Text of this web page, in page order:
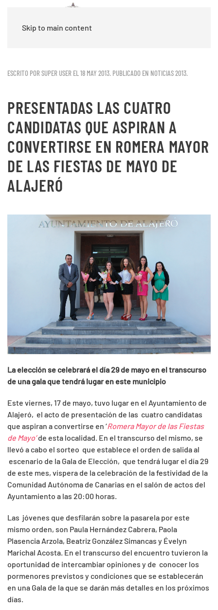
Skip to main content
ESCRITO POR SUPER USER EL18 MAY 2013. PUBLICADO EN NOTICIAS 2013.
PRESENTADAS LAS CUATRO
CANDIDATAS QUE ASPIRAN A
CONVERTIRSE EN ROMERA MAYOR
DE LAS FIESTAS DE MAYO DE
ALAJERÓ
La elección se celebrará el día 29 de mayo en el transcurso
de una gala que tendrá lugar en este municipio
Este viernes, 17 de mayo, tuvo lugar en el Ayuntamiento de
Alajeró, el acto de presentación de las cuatro candidatas
que aspiran a convertirse en ‘Romera Mayor de las Fiestas
de Mayo’de esta localidad. En el transcurso del mismo, se
llevó a cabo el sorteo que establece el orden de salida al
escenario de la Gala de Elección, que tendrá lugar el día 29
de este mes, víspera de la celebración de la festividad de la
Comunidad Autónoma de Canarias en el salón de actos del
Ayuntamiento a las 20:00 horas.
Las jóvenes que desfilarán sobre la pasarela por este
mismo orden, son Paula Hernández Cabrera, Paola
Plasencia Arzola, Beatriz González Simancas y Évelyn
Marichal Acosta. En el transcurso del encuentro tuvieron la
oportunidad de intercambiar opiniones y de conocer los
pormenores previstos y condiciones que se establecerán
en una Gala de la que se darán más detalles en los próximos
días.